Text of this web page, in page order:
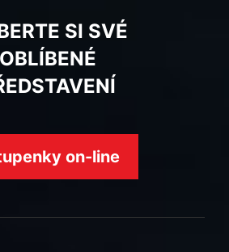
SI SVÉ
OBLÍBENÉ
on-line